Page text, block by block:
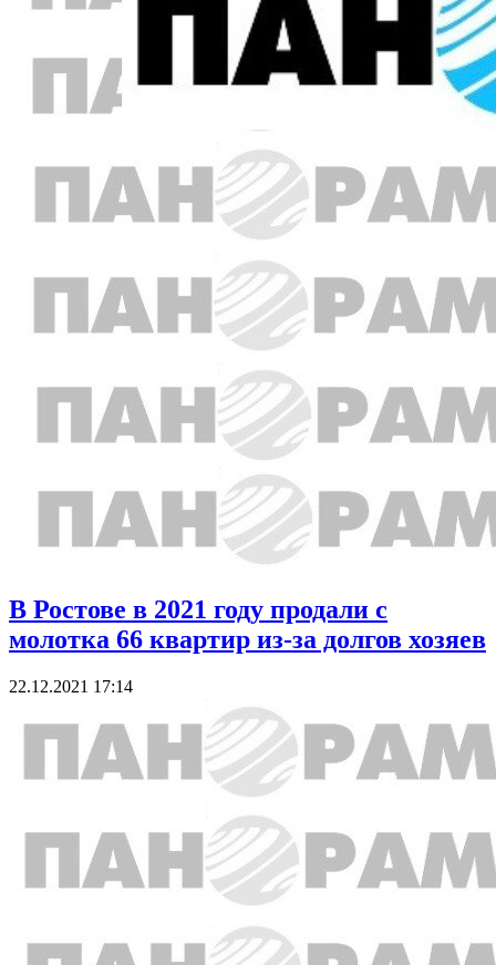
В Ростове в 2021 году продали с
молотка 66 квартир из-за долгов хозяев
22.12.2021 17:14